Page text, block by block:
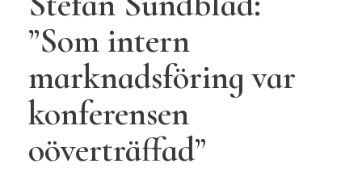
”Som intern
marknadsföring var
konferensen
oöverträffad”